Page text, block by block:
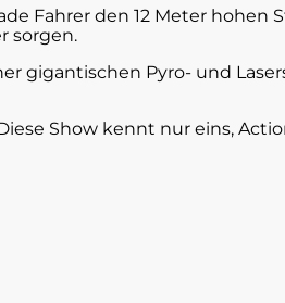
Fahrer den 12 Meter
sorgen.
gigantischen Pyro- und
Show kennt nur eins,